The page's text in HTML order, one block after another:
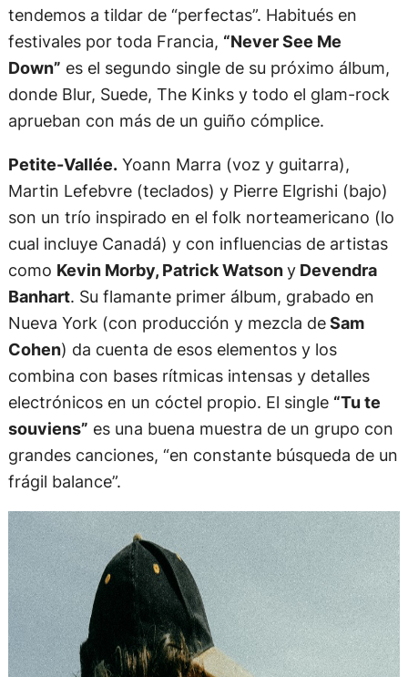
tendemos a tildar de “perfectas”. Habitués en
festivales por toda Francia, “Never See Me
Down” es el segundo single de su próximo álbum,
donde Blur, Suede, The Kinks y todo el glam-rock
aprueban con más de un guiño cómplice.
Petite-Vallée.Yoann Marra (voz y guitarra),
Martin Lefebvre (teclados) y Pierre Elgrishi (bajo)
son un trío inspirado en el folk norteamericano (lo
cual incluye Canadá) y con influencias de artistas
como Kevin Morby, Patrick WatsonyDevendra
Banhart. Su flamante primer álbum, grabado en
Nueva York (con producción y mezcla deSam
Cohen) da cuenta de esos elementos y los
combina con bases rítmicas intensas y detalles
electrónicos en un cóctel propio. El single “Tu te
souviens” es una buena muestra de un grupo con
grandes canciones, “en constante búsqueda de un
frágil balance”.